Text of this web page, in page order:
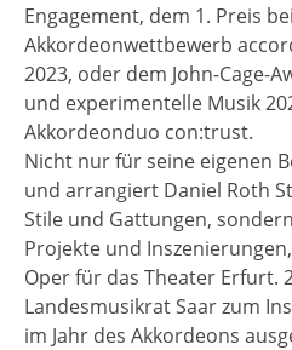
Engagement, dem 1. Preis
Akkordeonwettbewerb
2023, oder dem John-Cage-
und experimentelle Musik
Akkordeonduo con:trust.
Nicht nur für seine eigenen
und arrangiert Daniel Roth
Stile und Gattungen,
Projekte und
Oper für das Theater Erfurt.
Landesmusikrat Saar zum
im Jahr des Akkordeons